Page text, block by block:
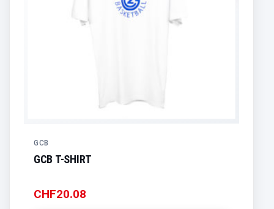
GCB
GCB T-SHIRT
CHF20.08